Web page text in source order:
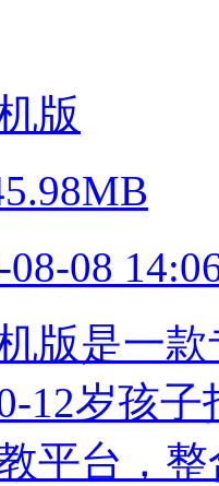
版
08-08
版是一
12岁孩
平台，